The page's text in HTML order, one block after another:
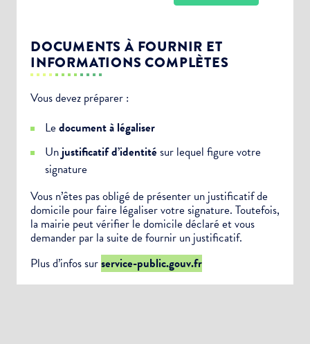
DOCUMENTS À FOURNIR ET
INFORMATIONS COMPLÈTES
Vous devez préparer :
Le document à légaliser
Un justificatif d’identitésur lequel figure votre
signature
Vous n’êtes pas obligé de présenter un justificatif de
domicile pour faire légaliser votre signature. Toutefois,
la mairie peut vérifier le domicile déclaré et vous
demander par la suite de fournir un justificatif.
Plus d’infos surservice-public.gouv.fr
Newsletter Culture